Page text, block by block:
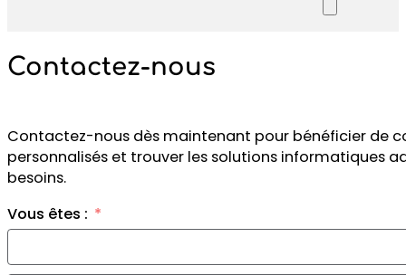
Contactez-nous
Contactez-nous dès maintenant pour bénéficier de
personnalisés et trouver les solutions informatiques
besoins.
Vous êtes :